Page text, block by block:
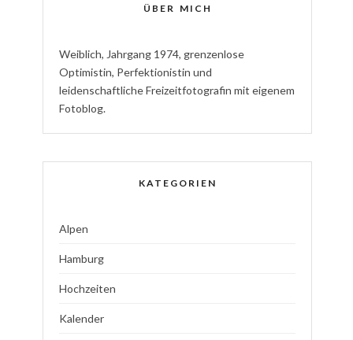
ÜBER MICH
Weiblich, Jahrgang 1974, grenzenlose
Optimistin, Perfektionistin und
leidenschaftlicheFreizeitfotografin mit eigenem
Fotoblog.
KATEGORIEN
Alpen
Hamburg
Hochzeiten
Kalender